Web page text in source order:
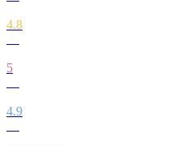
4.8
5
4.9